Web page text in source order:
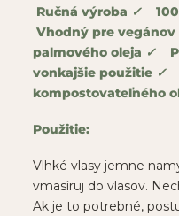
Ručná výroba ✓
Vhodný pre
palmového oleja ✓
vonkajšie použitie ✓
kompostovateľného
Použitie:
Vlhké vlasy jemne
vmasíruj do vlasov.
Ak je to potrebné,